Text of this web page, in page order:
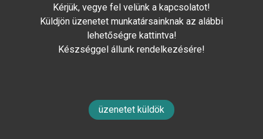
Kérjük, vegye fel velünk a kapcsolatot!
Küldjön üzenetet munkatársainknak az alábbi
lehetőségre kattintva!
Készséggel állunk rendelkezésére!
üzenetet küldök